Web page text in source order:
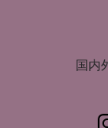
国内